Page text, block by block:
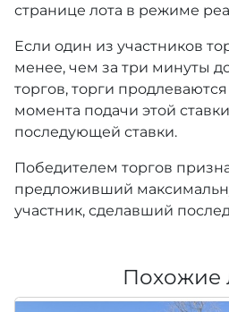
странице лота в режиме
Если один из участников
менее, чем за три минуты
торгов, торги
момента подачи этой
последующей ставки.
Победителем торгов
предложивший
участник, сделавший
Похожие